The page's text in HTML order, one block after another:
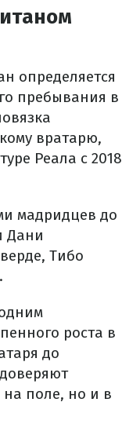
определяется
пребывания в
вратарю,
Реала с 2018
мадридцев до
Дани
Тибо
роста в
до
на поле, но и в